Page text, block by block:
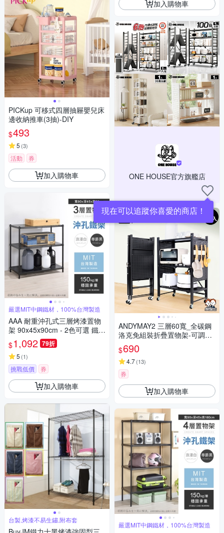
PICKup 可移式四層抽屜嬰兒床
邊收納推車(3抽)-DIY
$493
5 (3)
活動 券
加入購物車
嚴選MIT中鋼鐵材，100%台灣製造
AAA 耐重沖孔式三層烤漆置物
架 90x45x90cm - 2色可選 鐵力
士架/沖孔架/收納架
$1,092 79折
5 (1)
挑戰低價 券
加入購物車
台製,烤漆不易生鏽,附布套
加入購物車
ONE HOUSE官方旗艦店
ANDYMAY2 三層60寬_全碳鋼
洛克免組裝折疊置物架-可調層
板 (1入) OH-K312【廚房架 層
架 收納架 鐵架 電器架】
$690
4.7(13)
券
加入購物車
嚴選MIT中鋼鐵材，100%台灣製造